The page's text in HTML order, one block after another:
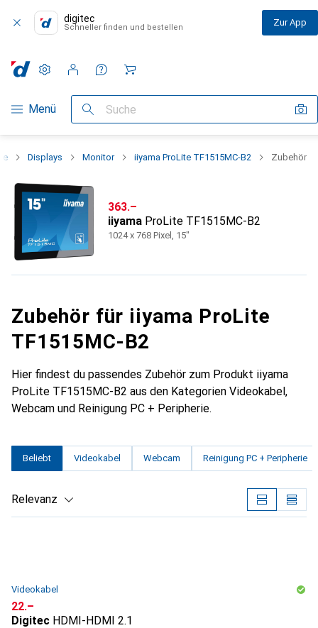
digitec
Schneller finden und bestellen Zur App
Navigation nach Kategorien
Menü Suche
Einstellungen
Kundenkonto
Vergleichslisten
Merklisten
Warenkorb
Displays Monitor iiyama ProLite TF1515MC-B2 Zubehör
CHF
363.–
iiyama ProLite TF1515MC-B2
1024 x 768 Pixel, 15"
Zubehör für iiyama ProLite
TF1515MC-B2
Hier findest du passendes Zubehör zum Produkt iiyama
ProLite TF1515MC-B2 aus den Kategorien Videokabel,
Webcam und Reinigung PC + Peripherie.
Beliebt Videokabel Webcam Reinigung PC + Peripherie
Relevanz
Videokabel
CHF
22.–
Digitec HDMI-HDMI 2.1